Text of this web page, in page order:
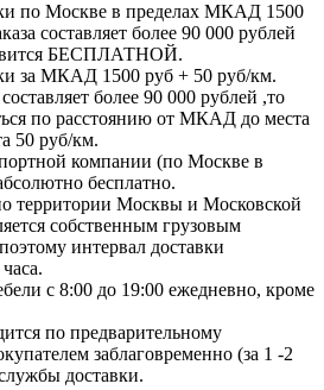
по Москве в пределах МКАД 1500
составляет более 90 000 рублей
БЕСПЛАТНОЙ.
за МКАД 1500 руб + 50 руб/км.
более 90 000 рублей ,то
по расстоянию от МКАД до места
50 руб/км.
компании (по Москве в
бесплатно.
территории Москвы и Московской
собственным грузовым
интервал доставки
с 8:00 до 19:00 ежедневно, кроме
по предварительному
заблаговременно (за 1 -2
доставки.